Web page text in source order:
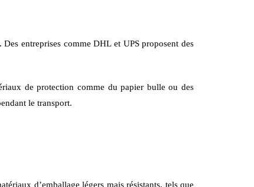
entreprises comme DHL et UPS proposent des
de protection comme du papier bulle ou des
le transport.
d’emballage légers mais résistants, tels que